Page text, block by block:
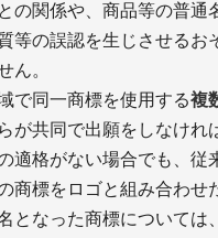
の関係や、商品等の普通
等の誤認を生じさせるお
ん。
で同一商標を使用する複
が共同で出願をしなけれ
適格がない場合でも、従
商標をロゴと組み合わせ
となった商標については